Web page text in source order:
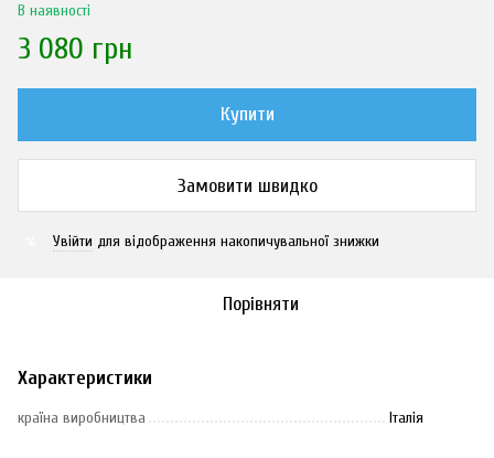
В наявності
3 080 грн
Купити
Замовити швидко
Увійти для відображення накопичувальної знижки
Порівняти
Характеристики
країна виробництва Італія